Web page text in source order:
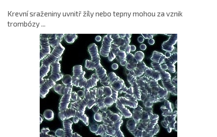
Krevní sraženiny uvnitř žíly nebo tepny mohou za vznik
trombózy ...